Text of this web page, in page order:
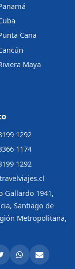
Cana
Maya
1292
1174
1292
Gallardo 1941,
Santiago de
Metropolitana,